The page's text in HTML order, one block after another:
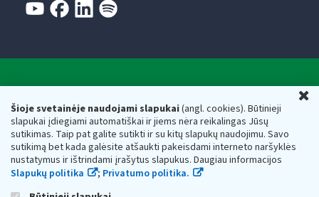
Šioje svetainėje naudojami slapukai(angl. cookies). Būtinieji
slapukai įdiegiami automatiškai ir jiems nėra reikalingas Jūsų
sutikimas. Taip pat galite sutikti ir su kitų slapukų naudojimu. Savo
sutikimą bet kada galėsite atšaukti pakeisdami interneto naršyklės
nustatymus ir ištrindami įrašytus slapukus. Daugiau informacijos
Slapukų politika
; Privatumo politika.
Respublikos finansų ministerijos
Biudžetinė įstaiga. Juridinio asmens kodas — 188659752,
adresas: Vasario 16-osios g. 14, 01107 Vilnius, Lietuva, el.paštas:
vmi@vmi.lt, E. pristatymo dėžutės adresas 188659752
Duomenys apie Valstybinę mokesčių inspekciją prie Lietuvos
Respublikos finansų ministerijos kaupiami ir saugomi Juridinių